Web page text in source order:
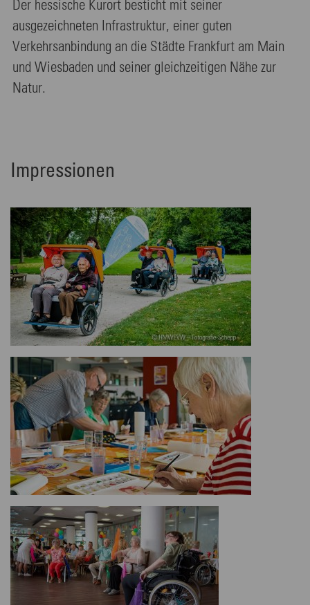
Der hessische Kurort besticht mit seiner
ausgezeichneten Infrastruktur, einer guten
Verkehrsanbindung an die Städte Frankfurt am Main
und Wiesbaden und seiner gleichzeitigen Nähe zur
Natur.
Impressionen